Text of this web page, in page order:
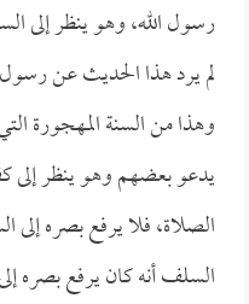
رسول الله، وهو ينظر إلى
لم يرد هذا الحديث عن
وهذا من السنة المهجورة
يدعو بعضهم وهو ينظر إلى
الصلاة، فلا يرفع بصره
السلف أنه كان يرفع بصره